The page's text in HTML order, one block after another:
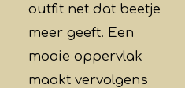
outfit net dat beetje
meer geeft. Een
mooie oppervlak
maakt vervolgens